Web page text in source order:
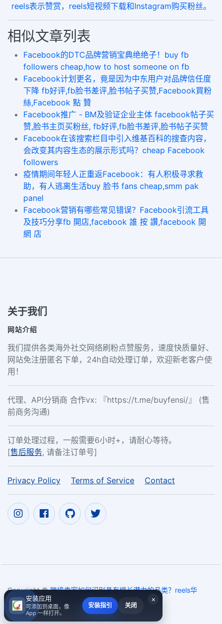
reels表示赞赏，reels短视频下载和Instagram购买粉丝。
相似文章列表
Facebook的DTC品牌营销宝典绝绝子！buy fb
followers cheap,how to host someone on fb
​Facebook计划更名，竟是因为中东用户对品牌信任度
下降 fb好评,fb脸书差评,脸书帖子买赞,Facebook買粉
絲,Facebook 點 贊
Facebook推广 - BM及验证企业主体 facebook帖子买
赞,脸书主页买粉丝, fb好评,fb脸书差评,脸书帖子买赞
Facebook在该搜索栏目中引入维基百科的搜查内容，
会改变其内容生态的展示形式吗？cheap Facebook
followers
疫情期间年轻人正重返Facebook：有人积极寻求救
助，有人逃离生活buy 脸书 fans cheap,smm pak
panel
Facebook营销有哪些常见错误？Facebook引流工具
及技巧分享fb 開店,facebook 誰 按 讚,facebook 開
網 店
关于我们
网站介绍
我们提供各类海外社交网络刷粉点赞服务，速度快质量好、
网站免注册匿名下单，24h自动处理订单，欢迎新老客户使
用！
代理、API分销商 合作vx: 『https://t.me/buyfensi/』 (售
前商务沟通)
订单处理过程，一般需要6小时+，请耐心等待。
[售后服务, 请备注订单号]
Privacy Policy Terms of Service Contact
Copyright ©跨境卖家如何识别具有增长潜力的品类？reels华
人赞，同时也可以下载reels短视频。
2017~2026
×
安装应用
可添加到桌面，像
App 一样打开。
安装指引 关闭